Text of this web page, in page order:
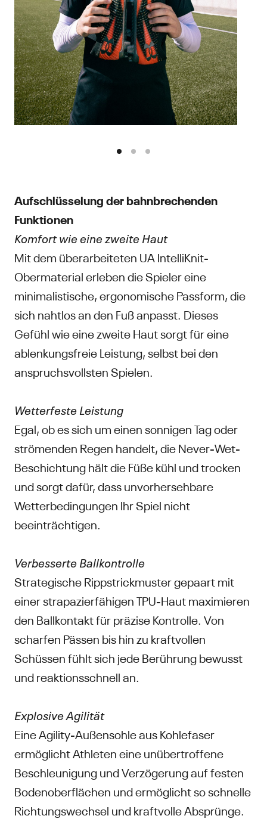
Aufschlüsselung der bahnbrechenden
Funktionen
Komfort wie eine zweite Haut
Mit dem überarbeiteten UA IntelliKnit-
Obermaterial erleben die Spieler eine
minimalistische, ergonomische Passform, die
sich nahtlos an den Fuß anpasst. Dieses
Gefühl wie eine zweite Haut sorgt für eine
ablenkungsfreie Leistung, selbst bei den
anspruchsvollsten Spielen.
Wetterfeste Leistung
Egal, ob es sich um einen sonnigen Tag oder
strömenden Regen handelt, die Never-Wet-
Beschichtung hält die Füße kühl und trocken
und sorgt dafür, dass unvorhersehbare
Wetterbedingungen Ihr Spiel nicht
beeinträchtigen.
Verbesserte Ballkontrolle
Strategische Rippstrickmuster gepaart mit
einer strapazierfähigen TPU-Haut maximieren
den Ballkontakt für präzise Kontrolle. Von
scharfen Pässen bis hin zu kraftvollen
Schüssen fühlt sich jede Berührung bewusst
und reaktionsschnell an.
Explosive Agilität
Eine Agility-Außensohle aus Kohlefaser
ermöglicht Athleten eine unübertroffene
Beschleunigung und Verzögerung auf festen
Bodenoberflächen und ermöglicht so schnelle
Richtungswechsel und kraftvolle Absprünge.